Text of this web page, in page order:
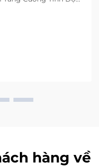
thực sự giúp người
hàng về